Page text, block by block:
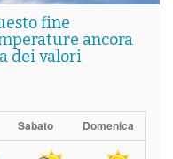
fine
ancora
dei valori
Sabato Domenica